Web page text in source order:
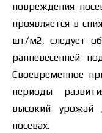
повреждения
проявляется в
шт/м2, следует
ранневесенней
Своевременное
периоды
высокий урожай
посевах.